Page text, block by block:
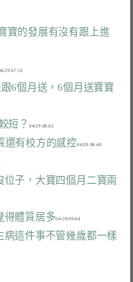
寶的發展有沒有跟上進
6個月送，6個月送寶寶
短？
還有校方的感控 04/29 08:40
04/29 08:59
位子，大寶四個月二寶兩
得體質居多
病這件事不管幾歲都一樣